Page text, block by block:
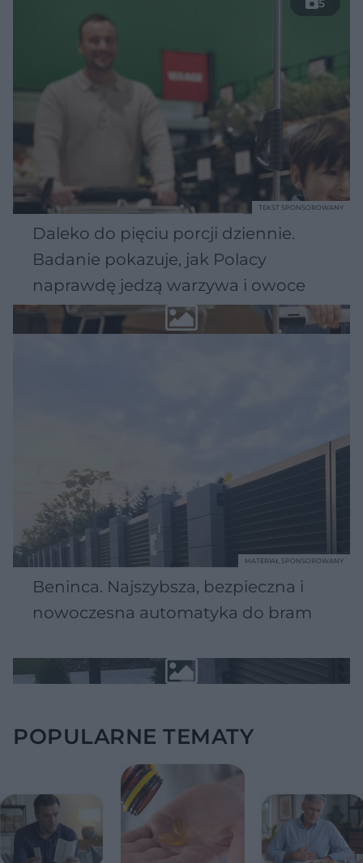
Daleko do pięciu porcji dziennie.
Badanie pokazuje, jak Polacy
naprawdę jedzą warzywa i owoce
TEKST SPONSOROWANY
Beninca. Najszybsza, bezpieczna i
nowoczesna automatyka do bram
MATERIAŁ SPONSOROWANY
POPULARNE TEMATY